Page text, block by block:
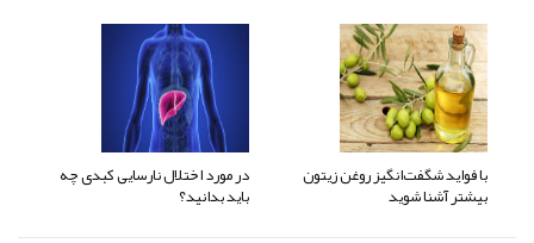
با فواید شگفت‌انگیز روغن زیتون
بیشتر آشنا شوید
در مورد اختلال نارسایی کبدی چه
باید بدانید؟